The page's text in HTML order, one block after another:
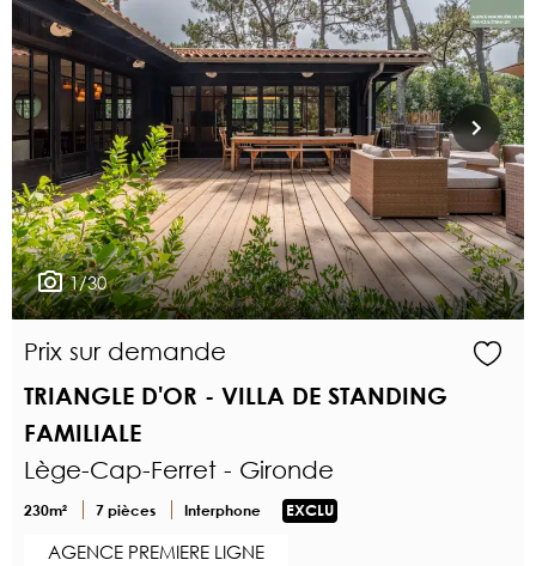
1/30
Prix sur demande
TRIANGLE D'OR - VILLA DE STANDING
FAMILIALE
Lège-Cap-Ferret - Gironde
230m² 7 pièces Interphone EXCLU
AGENCE PREMIERE LIGNE